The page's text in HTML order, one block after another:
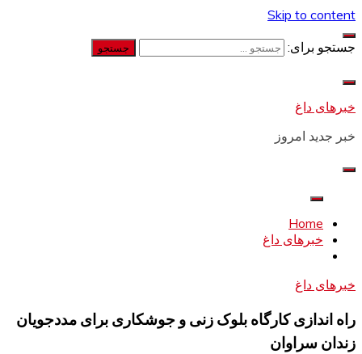
Skip to content
جستجو برای:
خبرهای داغ
خبر جدید امروز
Home
خبرهای داغ
خبرهای داغ
راه اندازی کارگاه بلوک زنی و جوشکاری برای مددجویان
زندان سراوان